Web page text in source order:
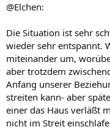
@Elchen:
Die Situation ist sehr
wieder sehr entspannt.
miteinander um,
aber trotzdem
Anfang unserer
streiten kann- aber
einer das Haus verläßt
nicht im Streit